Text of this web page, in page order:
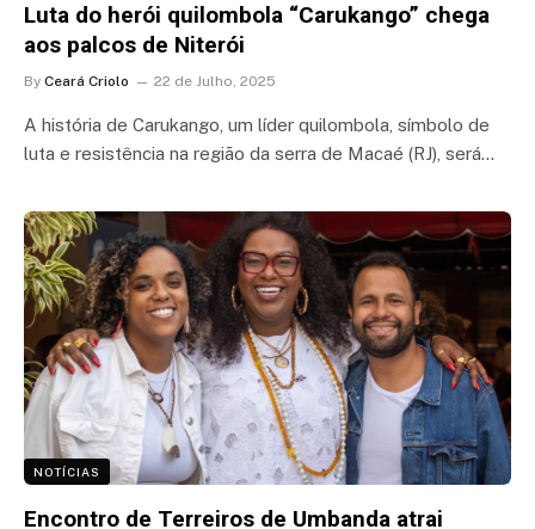
Luta do herói quilombola “Carukango” chega
aos palcos de Niterói
By Ceará Criolo 22 de Julho, 2025
A história de Carukango, um líder quilombola, símbolo de
luta e resistência na região da serra de Macaé (RJ), será…
NOTÍCIAS
Encontro de Terreiros de Umbanda atrai